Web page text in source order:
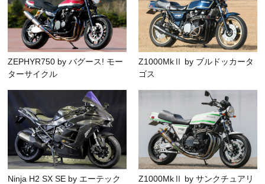
ZEPHYR750 by バグース! モー
ターサイクル
Z1000MkⅡ by ブルドッカータ
ゴス
Ninja H2 SX SE by エーテック
Z1000MkⅡ by サンクチュアリ